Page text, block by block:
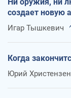
создает новую
Игар Тышкевич
Когда
Юрий Христензен